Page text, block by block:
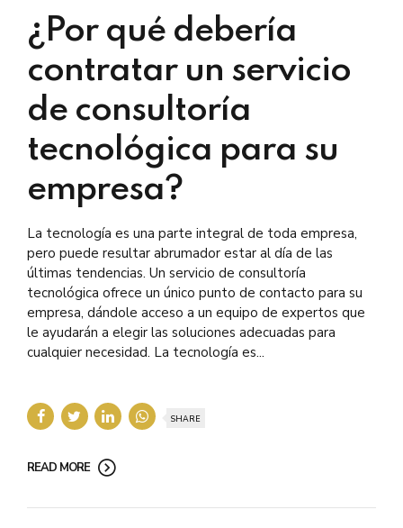
¿Por qué debería
contratar un servicio
de consultoría
tecnológica para su
empresa?
La tecnología es una parte integral de toda empresa,
pero puede resultar abrumador estar al día de las
últimas tendencias. Un servicio de consultoría
tecnológica ofrece un único punto de contacto para su
empresa, dándole acceso a un equipo de expertos que
le ayudarán a elegir las soluciones adecuadas para
cualquier necesidad. La tecnología es...
SHARE
READ MORE